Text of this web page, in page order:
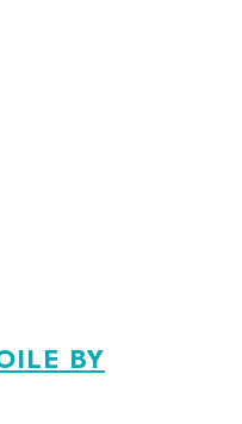
BY